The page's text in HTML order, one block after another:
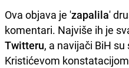
Ova objava je 'zapalila'
komentari. Najviše ih je
Twitteru, a navijači BiH su
Kristićevom